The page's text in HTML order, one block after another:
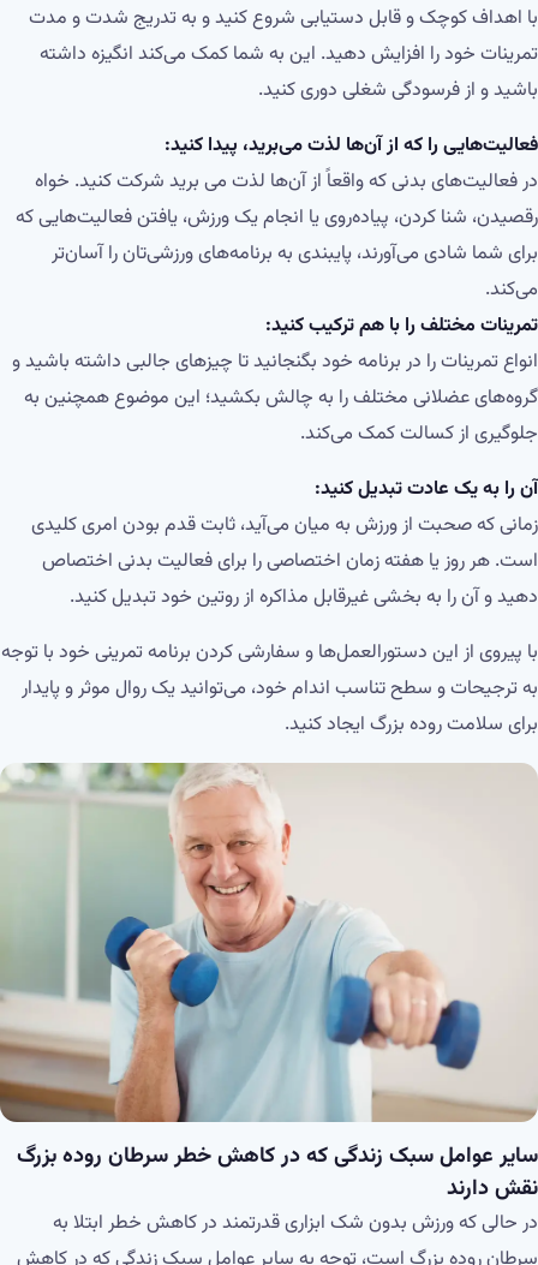
با اهداف کوچک و قابل دستیابی شروع کنید و به تدریج شدت و مدت
تمرینات خود را افزایش دهید. این به شما کمک می‌کند انگیزه داشته
باشید و از فرسودگی شغلی دوری کنید.
فعالیت‌هایی را که از آن‌ها لذت می‌برید، پیدا کنید:
در فعالیت‌های بدنی که واقعاً از آن‌ها لذت می برید شرکت کنید. خواه
رقصیدن، شنا کردن، پیاده‌روی یا انجام یک ورزش، یافتن فعالیت‌هایی که
برای شما شادی می‌آورند، پایبندی به برنامه‌های ورزشی‌تان را آسان‌تر
می‌کند.
تمرینات مختلف را با هم ترکیب کنید:
انواع تمرینات را در برنامه خود بگنجانید تا چیزهای جالبی داشته باشید و
گروه‌های عضلانی مختلف را به چالش بکشید؛ این موضوع همچنین به
جلوگیری از کسالت کمک می‌کند.
آن را به یک عادت تبدیل کنید:
زمانی که صحبت از ورزش به میان می‌آید، ثابت قدم بودن امری کلیدی
است. هر روز یا هفته زمان اختصاصی را برای فعالیت بدنی اختصاص
دهید و آن را به بخشی غیرقابل مذاکره از روتین خود تبدیل کنید.
با پیروی از این دستورالعمل‌ها و سفارشی کردن برنامه تمرینی خود با توجه
به ترجیحات و سطح تناسب اندام خود، می‌توانید یک روال موثر و پایدار
برای سلامت روده بزرگ ایجاد کنید.
سایر عوامل سبک زندگی که در کاهش خطر سرطان روده بزرگ
نقش دارند
در حالی که ورزش بدون شک ابزاری قدرتمند در کاهش خطر ابتلا به